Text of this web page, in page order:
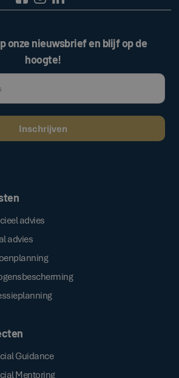
onze nieuwsbrief en blijf op de
hoogte!
advies
advies
Guidance
Mentoring